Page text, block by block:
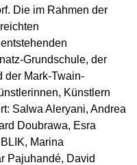
Die im Rahmen der
Grundschule, der
der Mark-Twain-
Künstlern
Salwa Aleryani, Andrea
Doubrawa, Esra
Marina
Pajuhandé, David